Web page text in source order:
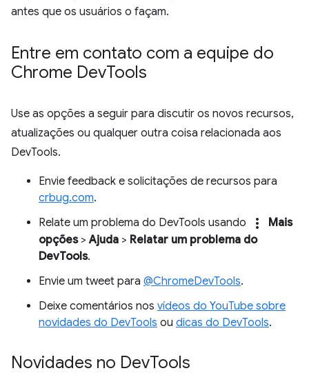
antes que os usuários o façam.
Entre em contato com a equipe do
Chrome DevTools
Use as opções a seguir para discutir os novos recursos,
atualizações ou qualquer outra coisa relacionada aos
DevTools.
Envie feedback e solicitações de recursos para
crbug.com.
Relate um problema do DevTools usando
more_vert
Mais
opções>Ajuda > Relatar um problema do
DevTools.
Envie um tweet para @ChromeDevTools.
Deixe comentários nos vídeos do YouTube sobre
novidades do DevTools ou dicas do DevTools.
Novidades no DevTools